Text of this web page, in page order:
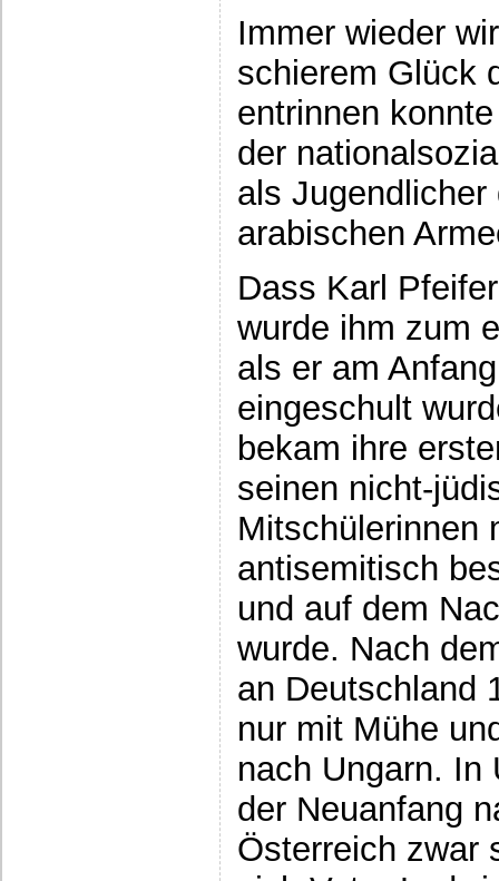
Immer wieder
schierem Glück
entrinnen
der
als
arabischen
Dass Karl
wurde ihm zum
als er am
eingeschult
bekam ihre
seinen nicht-
Mitschülerinnen
antisemitisch
und auf dem
wurde. Nach
an Deutschland
nur mit Mühe
nach Ungarn. In
der Neuanfang
Österreich zwar